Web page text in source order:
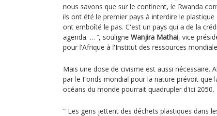
nous savons que sur le continent, le Rwanda
ils ont été le premier pays à interdire le plastique
ont emboîté le pas. C'est un pays qui a de la
agenda. … ’’, souligne Wanjira Mathai, vice-
pour l'Afrique à l'Institut des ressources
Mais une dose de civisme est aussi nécessaire.
par le Fonds mondial pour la nature prévoit que
océans du monde pourrait quadrupler d'ici 2050.
" Les gens jettent des déchets plastiques dans